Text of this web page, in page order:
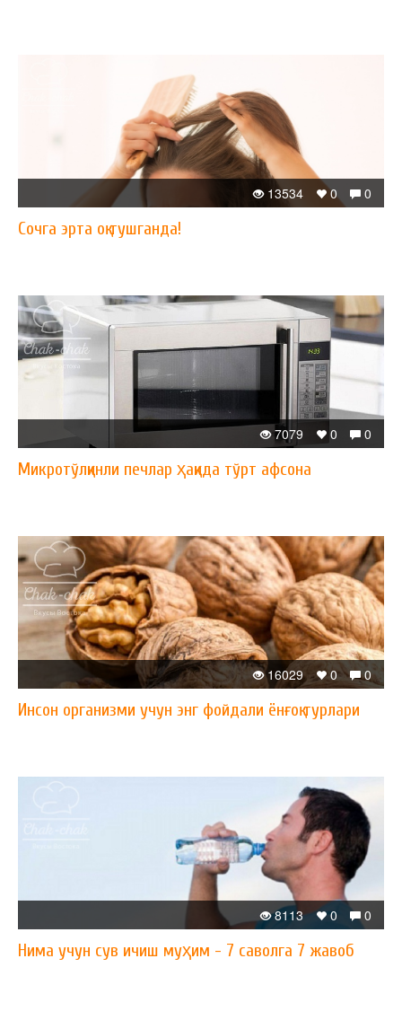
0
0
13534
Сочга эрта оқ тушганда!
0
0
7079
Микротўлқинли печлар ҳақида тўрт афсона
0
0
16029
Инсон организми учун энг фойдали ёнғоқ турлари
0
0
8113
Нима учун сув ичиш муҳим - 7 саволга 7 жавоб